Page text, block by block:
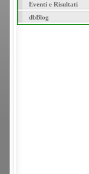
Eventi e Risultati
dbBlog